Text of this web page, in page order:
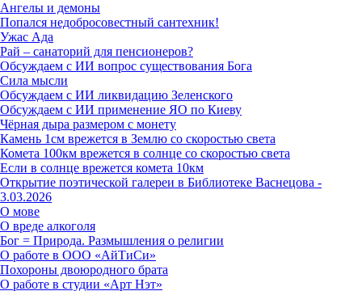
Ангелы и демоны
Попался недобросовестный сантехник!
Ужас Ада
Рай – санаторий для пенсионеров?
Обсуждаем с ИИ вопрос существования Бога
Сила мысли
Обсуждаем с ИИ ликвидацию Зеленского
Обсуждаем с ИИ применение ЯО по Киеву
Чёрная дыра размером с монету
Камень 1см врежется в Землю со скоростью света
Комета 100км врежется в солнце со скоростью света
Если в солнце врежется комета 10км
Открытие поэтической галереи в Библиотеке Васнецова -
3.03.2026
О мове
О вреде алкоголя
Бог = Природа. Размышления о религии
О работе в ООО «АйТиСи»
Похороны двоюродного брата
О работе в студии «Арт Нэт»